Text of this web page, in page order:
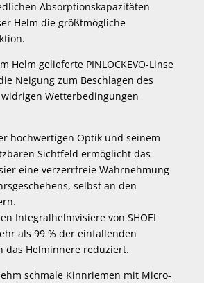
Absorptionskapazitäten
Helm die größtmögliche
Helm gelieferte PINLOCKEVO-Linse
Neigung zum Beschlagen des
Wetterbedingungen
hochwertigen Optik und seinem
Sichtfeld ermöglicht das
eine verzerrfreie Wahrnehmung
selbst an den
Integralhelmvisiere von SHOEI
als 99 % der einfallenden
das Helminnere reduziert.
schmale Kinnriemen mit Micro-